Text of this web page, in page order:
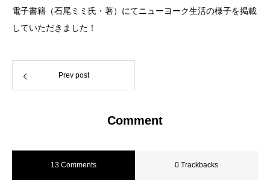
電子書籍（石尾ミミ氏・著）にてニューヨーク生活の様子を掲載
していただきました！
Prev post
Comment
13 Comments 0 Trackbacks